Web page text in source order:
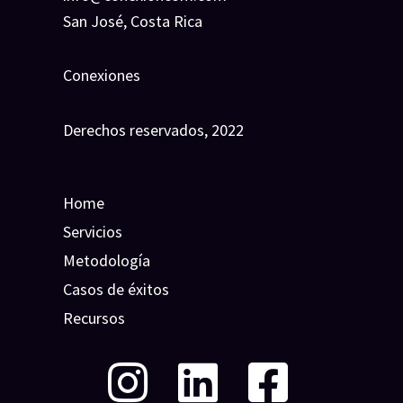
San José, Costa Rica
Conexiones
Derechos reservados, 2022
Home
Servicios
Metodología
Casos de éxitos
Recursos